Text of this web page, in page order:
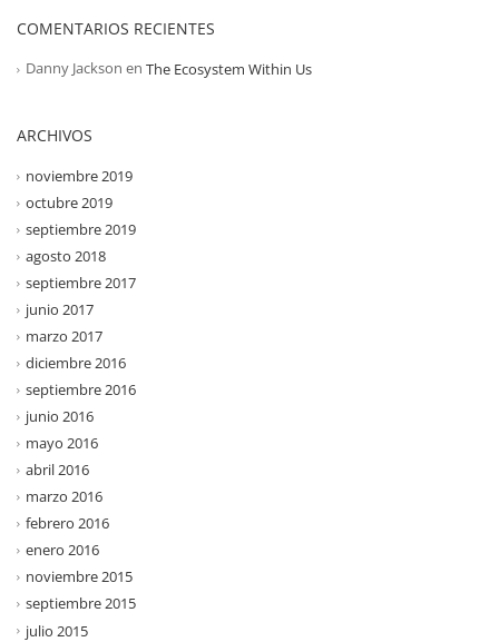
COMENTARIOS RECIENTES
Danny Jackson en The Ecosystem Within Us
ARCHIVOS
noviembre 2019
octubre 2019
septiembre 2019
agosto 2018
septiembre 2017
junio 2017
marzo 2017
diciembre 2016
septiembre 2016
junio 2016
mayo 2016
abril 2016
marzo 2016
febrero 2016
enero 2016
noviembre 2015
septiembre 2015
julio 2015